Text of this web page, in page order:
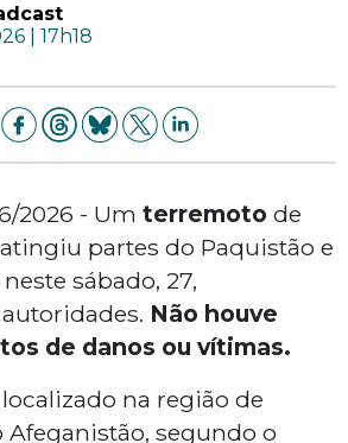
| 17h18
2026 - Um terremoto de
partes do Paquistão e
sábado, 27,
Não houve
de danos ou vítimas.
na região de
Afeganistão, segundo o